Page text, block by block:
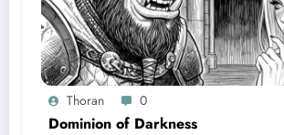
Thoran 0
Dominion of Darkness